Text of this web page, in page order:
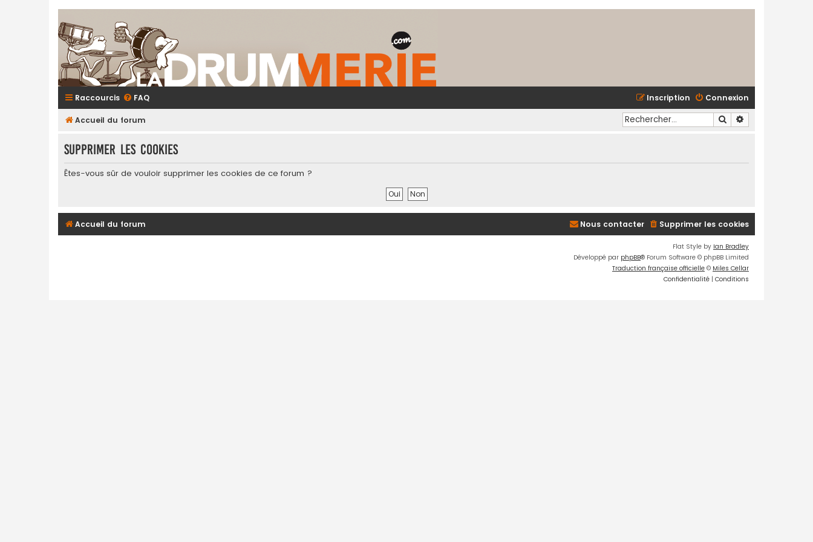
Raccourcis FAQ Connexion
Inscription
Accueil du forum Rechercher
Supprimer les cookies
Êtes-vous sûr de vouloir supprimer les cookies de ce forum ?
Accueil du forum Supprimer les cookies
Nous contacter
Flat Style by Ian Bradley
Développé par phpBB® Forum Software © phpBB Limited
Traduction française officielle © Miles Cellar
Confidentialité | Conditions